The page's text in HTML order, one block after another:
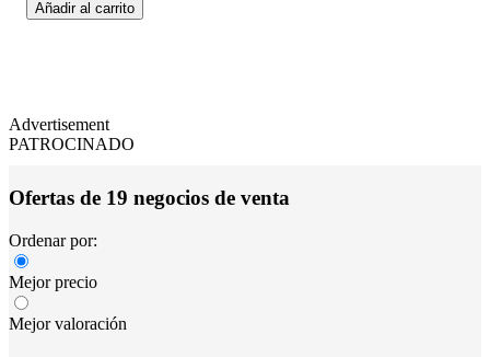
Añadir al carrito
Advertisement
PATROCINADO
Ofertas de 19 negocios de venta
Ordenar por:
Mejor precio
Mejor valoración